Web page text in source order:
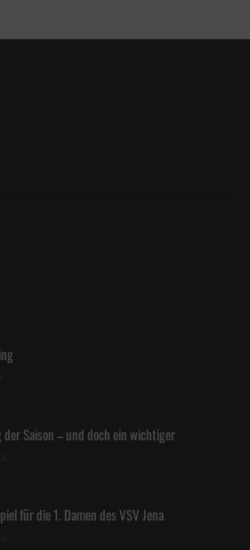
Saison – und doch ein wichtiger
für die 1. Damen des VSV Jena